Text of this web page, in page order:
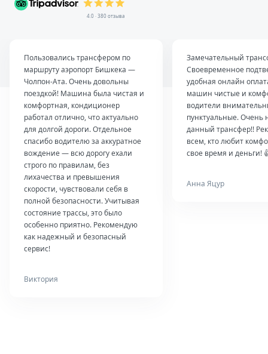
4.0 · 380 отзыва
Пользовались трансфером по
маршруту аэропорт Бишкека —
Чолпон-Ата. Очень довольны
поездкой! Машина была чистая и
комфортная, кондиционер
работал отлично, что актуально
для долгой дороги. Отдельное
спасибо водителю за аккуратное
вождение — всю дорогу ехали
строго по правилам, без
лихачества и превышения
скорости, чувствовали себя в
полной безопасности. Учитывая
состояние трассы, это было
особенно приятно. Рекомендую
как надежный и безопасный
сервис!
Виктория
Замечательный
Своевременное
удобная онлайн
машин чистые и
водители
пунктуальные. Очень
данный трансфер!!
всем, кто любит
свое время и деньги!
Анна Яцур